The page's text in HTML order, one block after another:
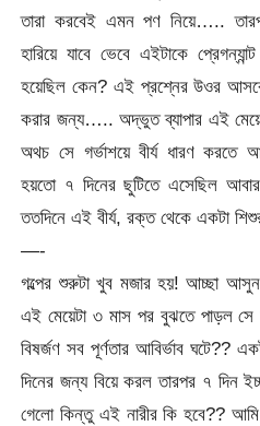
তারা করবেই এমন পণ নিয়ে…..
হারিয়ে যাবে ভেবে এইটাকে
হয়েছিল কেন? এই প্রশ্নের উওর
করার জন্য….. অদ্ভুত ব্যাপার এই
অথচ সে গর্ভাশয়ে বীর্য ধারণ করতে
হয়তো ৭ দিনের ছুটিতে এসেছিল
ততদিনে এই বীর্য, রক্ত থেকে একটা
—-
গল্পের শুরুটা খুব মজার হয়! আচ্ছা
এই মেয়েটা ৩ মাস পর বুঝতে পাড়ল সে
বিষর্জণ সব পূর্ণতার আবির্ভাব ঘটে??
দিনের জন্য বিয়ে করল তারপর ৭ দিন
গেলো কিন্তু এই নারীর কি হবে??